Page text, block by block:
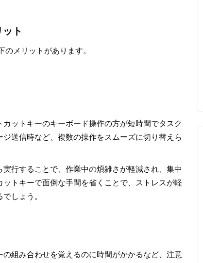
ト
メリットがあります。
ットキーのキーボード操作の方が短時間でタスク
送信時など、複数の操作をスムーズに切り替えら
行することで、作業中の煩雑さが軽減され、集中
トキーで面倒な手間を省くことで、ストレスが軽
しょう。
組み合わせを覚えるのに時間がかかるなど、注意